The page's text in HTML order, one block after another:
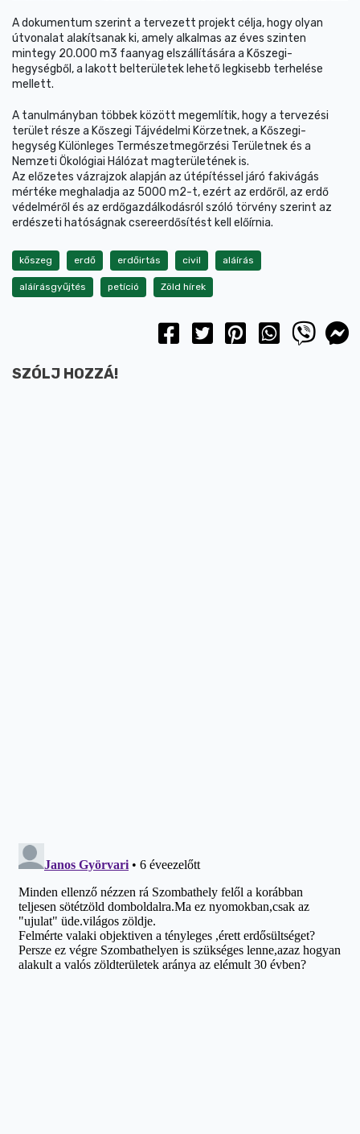
A dokumentum szerint a tervezett projekt célja, hogy olyan
útvonalat alakítsanak ki, amely alkalmas az éves szinten
mintegy 20.000 m3 faanyag elszállítására a Kőszegi-
hegységből, a lakott belterületek lehető legkisebb terhelése
mellett.
A tanulmányban többek között megemlítik, hogy a tervezési
terület része a Kőszegi Tájvédelmi Körzetnek, a Kőszegi-
hegység Különleges Természetmegőrzési Területnek és a
Nemzeti Ökológiai Hálózat magterületének is.
Az előzetes vázrajzok alapján az útépítéssel járó fakivágás
mértéke meghaladja az 5000 m2-t, ezért az erdőről, az erdő
védelméről és az erdőgazdálkodásról szóló törvény szerint az
erdészeti hatóságnak csereerdősítést kell előírnia.
kőszeg erdő erdőirtás civil aláírás
aláírásgyűjtés petíció Zöld hírek
SZÓLJ HOZZÁ!